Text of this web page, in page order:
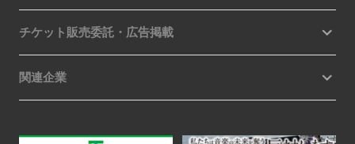
チケット販売委託・広告掲載
関連企業